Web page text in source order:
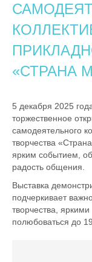
«СТРАНА
5 декабря 2025
торжественное
самодеятельного
творчества
ярким событием,
радость общения.
Выставка
подчеркивает
творчества,
полюбоваться до